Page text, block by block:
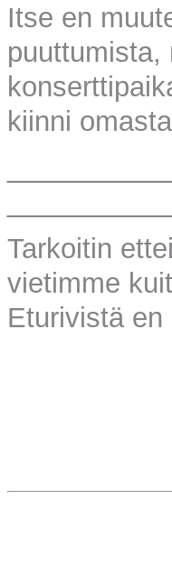
Itse en
puuttumista,
kiinni
Tarkoitin
vietimme
Eturivistä